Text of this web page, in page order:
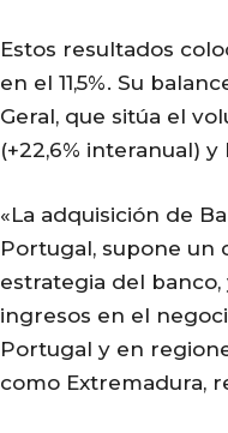
Estos resultados
en el 11,5%. Su
Geral, que sitúa el
(+22,6% interanual)
«La adquisición de
Portugal, supone un
estrategia del
ingresos en el
Portugal y en
como Extremadura,